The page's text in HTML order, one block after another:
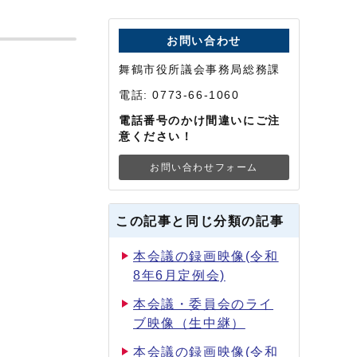
お問い合わせ
舞鶴市役所議会事務局総務課
電話: 0773-66-1060
電話番号のかけ間違いにご注
意ください！
お問い合わせフォーム
この記事と同じ分類の記事
本会議の録画映像(令和
8年6月定例会)
本会議・委員会のライ
ブ映像（生中継）
本会議の録画映像(令和